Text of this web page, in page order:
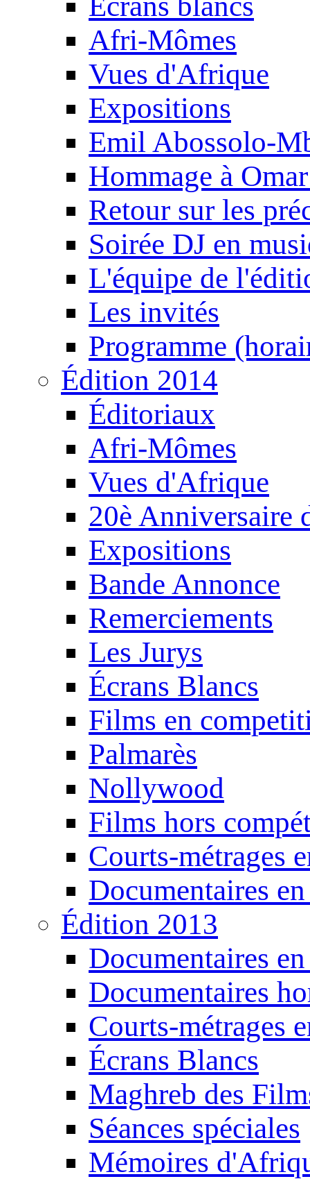
Afri-Mômes
Vues d'Afrique
Expositions
Emil Abossolo-
Hommage à
Retour sur les
Soirée DJ en
L'équipe de
Les invités
Programme
Édition 2014
Éditoriaux
Afri-Mômes
Vues d'Afrique
20è Anniversaire
Expositions
Bande Annonce
Remerciements
Les Jurys
Écrans Blancs
Films en
Palmarès
Nollywood
Films hors
Courts-métrages
Documentaires
Édition 2013
Documentaires
Documentaires
Courts-métrages
Écrans Blancs
Maghreb des
Séances spéciales
Mémoires